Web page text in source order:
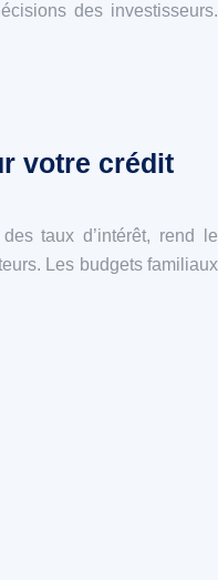
des investisseurs.
votre crédit
taux d’intérêt, rend le
Les budgets familiaux